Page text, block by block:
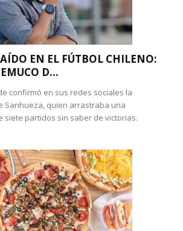
EN EL FÚTBOL CHILENO:
D...
confirmó en sus redes sociales la
Sanhueza, quien arrastraba una
siete partidos sin saber de victorias.